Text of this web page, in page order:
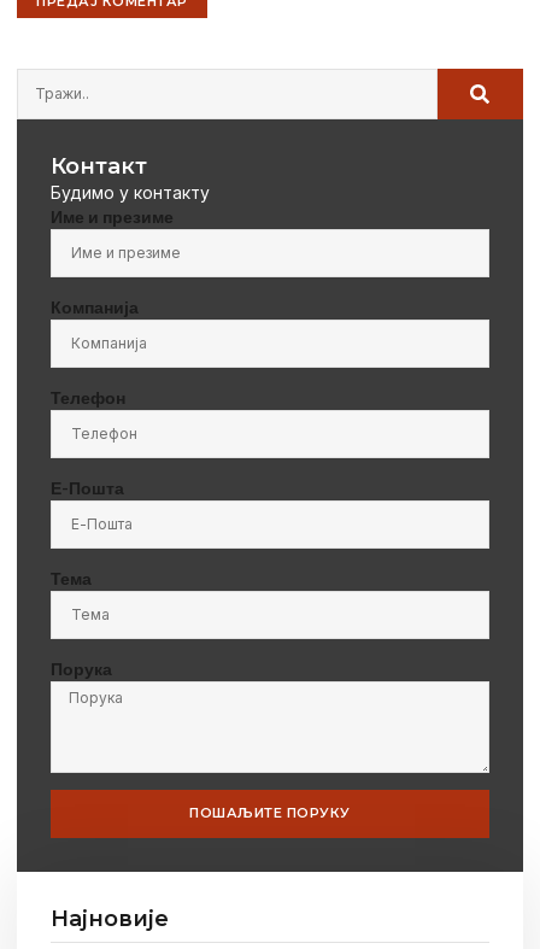
Контакт
Будимо у контакту
Име и презиме
Компанија
Телефон
Е-Пошта
Тема
Порука
ПОШАЉИТЕ ПОРУКУ
Најновије